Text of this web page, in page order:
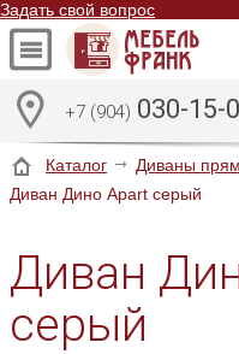
Задать свой вопрос
+7 (904) 030-15-
Каталог Диваны
Диван Дино Apart серый
Диван
серый